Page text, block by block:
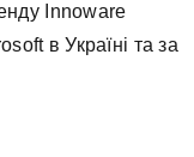
Innoware
в Україні та за